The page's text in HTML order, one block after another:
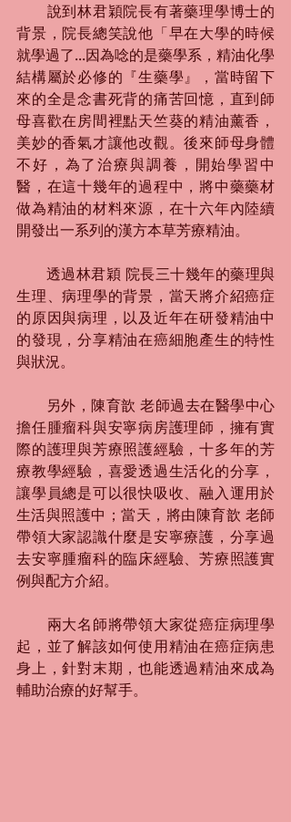
說到林君穎院長有著藥理學博士的
背景，院長總笑說他「早在大學的時候
就學過了...因為唸的是藥學系，精油化學
結構屬於必修的『生藥學』，當時留下
來的全是念書死背的痛苦回憶，直到師
母喜歡在房間裡點天竺葵的精油薰香，
美妙的香氣才讓他改觀。後來師母身體
不好，為了治療與調養，開始學習中
醫，在這十幾年的過程中，將中藥藥材
做為精油的材料來源，在十六年內陸續
開發出一系列的漢方本草芳療精油。
透過林君穎 院長三十幾年的藥理與
生理、病理學的背景，當天將介紹癌症
的原因與病理，以及近年在研發精油中
的發現，分享精油在癌細胞產生的特性
與狀況。
另外，陳育歆 老師過去在醫學中心
擔任腫瘤科與安寧病房護理師，擁有實
際的護理與芳療照護經驗，十多年的芳
療教學經驗，喜愛透過生活化的分享，
讓學員總是可以很快吸收、融入運用於
生活與照護中；當天，將由陳育歆 老師
帶領大家認識什麼是安寧療護，分享過
去安寧腫瘤科的臨床經驗、芳療照護實
例與配方介紹。
兩大名師將帶領大家從癌症病理學
起，並了解該如何使用精油在癌症病患
身上，針對末期，也能透過精油來成為
輔助治療的好幫手。